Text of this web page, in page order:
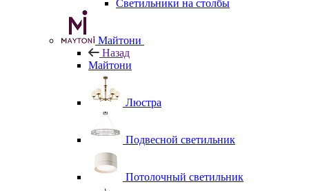
Светильники на столбы
Майтони
Назад
Майтони
Люстра
Подвесной светильник
Потолочный светильник